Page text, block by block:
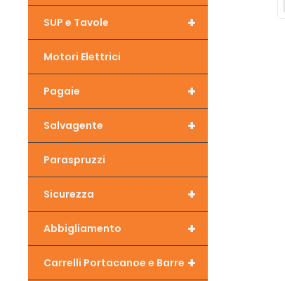
+
SUP e Tavole
Motori Elettrici
+
Pagaie
+
Salvagente
Paraspruzzi
+
Sicurezza
+
Abbigliamento
+
Carrelli Portacanoe e Barre